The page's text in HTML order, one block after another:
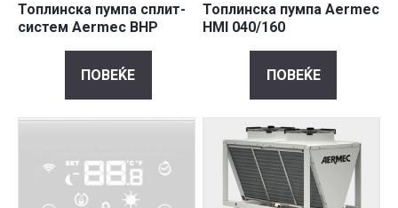
Топлинска пумпа сплит-
систем Aermec BHP
ПОВЕЌЕ
Топлинска пумпа Aermec
HMI 040/160
ПОВЕЌЕ